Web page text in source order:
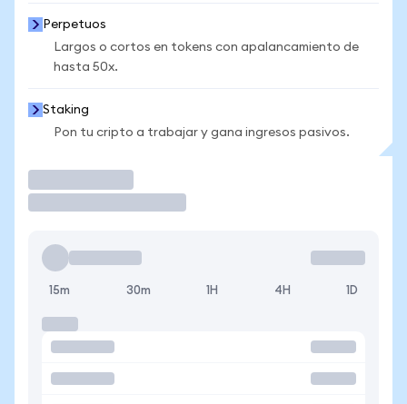
Perpetuos
Largos o cortos en tokens con apalancamiento de
hasta 50x.
Staking
Pon tu cripto a trabajar y gana ingresos pasivos.
15m 30m 1H 4H 1D